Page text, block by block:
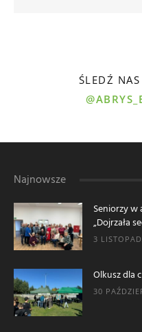
ŚLEDŹ
Najnowsze
Seniorzy w
„Dojrzała
3
Olkusz dla
30